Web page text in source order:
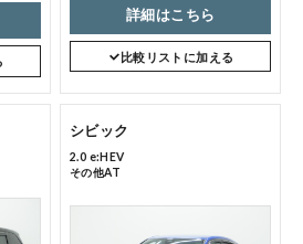
詳細はこちら
比較リストに加える
シビック
2.0 e:HEV
その他AT